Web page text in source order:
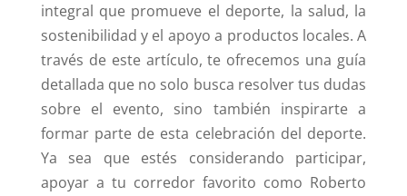
integral que promueve el deporte, la salud, la
sostenibilidad y el apoyo a productos locales. A
través de este artículo, te ofrecemos una guía
detallada que no solo busca resolver tus dudas
sobre el evento, sino también inspirarte a
formar parte de esta celebración del deporte.
Ya sea que estés considerando participar,
apoyar a tu corredor favorito como Roberto